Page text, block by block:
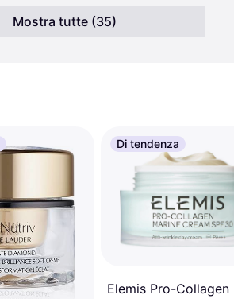
Mostra tutte (35)
Di tendenza
Elemis Pro-Collagen